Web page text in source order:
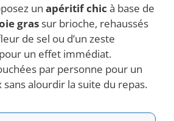
un apéritif chic à base de
gras sur brioche, rehaussés
de sel ou d’un zeste
un effet immédiat.
par personne pour un
alourdir la suite du repas.